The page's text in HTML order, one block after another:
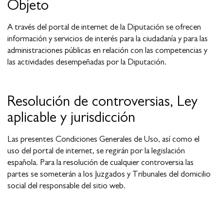
Objeto
A través del portal de internet de la Diputación se ofrecen
información y servicios de interés para la ciudadanía y para las
administraciones públicas en relación con las competencias y
las actividades desempeñadas por la Diputación.
Resolución de controversias, Ley
aplicable y jurisdicción
Las presentes Condiciones Generales de Uso, así como el
uso del portal de internet, se regirán por la legislación
española. Para la resolución de cualquier controversia las
partes se someterán a los Juzgados y Tribunales del domicilio
social del responsable del sitio web.